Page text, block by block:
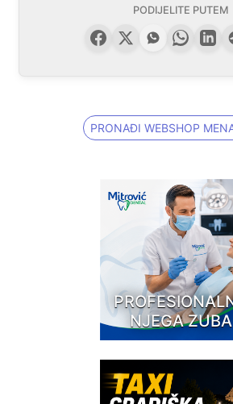
PODIJELITE PUTEM
PRONAĐI WEBSHOP
NJEGA ZUBA